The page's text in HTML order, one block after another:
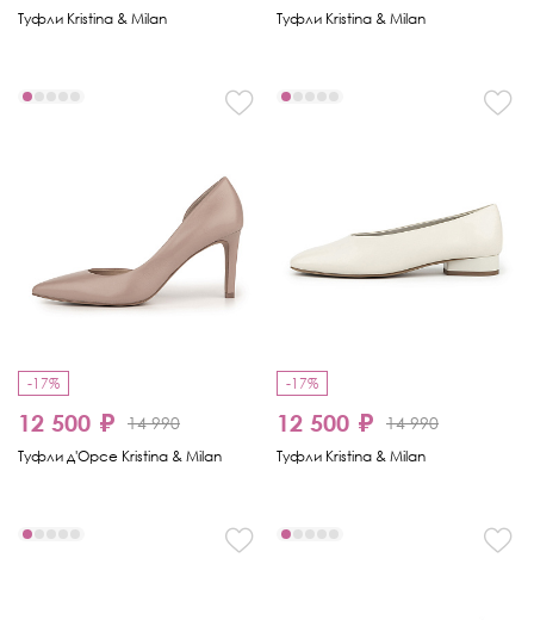
Туфли Kristina & Milan Туфли Kristina & Milan
-17%
12 500 ₽ 14 990
Туфли д'Орсе Kristina & Milan
-17%
12 500 ₽ 14 990
Туфли Kristina & Milan